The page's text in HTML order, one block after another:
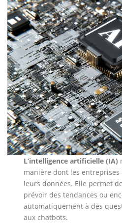
L’intelligence artificielle (IA)
manière dont les
leurs données. Elle permet
prévoir des tendances ou
automatiquement à des
aux chatbots.